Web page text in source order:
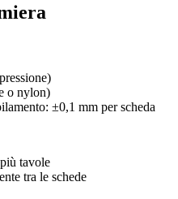
o nylon)
±0,1 mm per scheda
tavole
tra le schede